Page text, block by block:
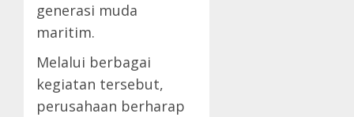
generasi muda
maritim.
Melalui berbagai
kegiatan tersebut,
perusahaan berharap